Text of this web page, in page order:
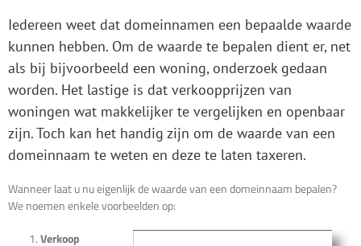
Iedereen weet dat domeinnamen een bepaalde waarde
kunnen hebben. Om de waarde te bepalen dient er, net
als bij bijvoorbeeld een woning, onderzoek gedaan
worden. Het lastige is dat verkoopprijzen van
woningen wat makkelijker te vergelijken en openbaar
zijn. Toch kan het handig zijn om de waarde van een
domeinnaam te weten en deze te laten taxeren.
Wanneer laat u nu eigenlijk de waarde van een domeinnaam bepalen?
We noemen enkele voorbeelden op:
Verkoop